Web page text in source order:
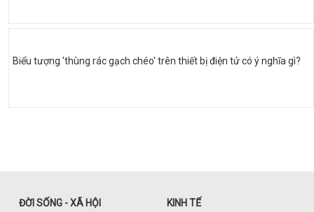
Biểu tượng 'thùng rác gạch chéo' trên thiết bị điện tử có ý nghĩa gì?
ĐỜI SỐNG - XÃ HỘI KINH TẾ